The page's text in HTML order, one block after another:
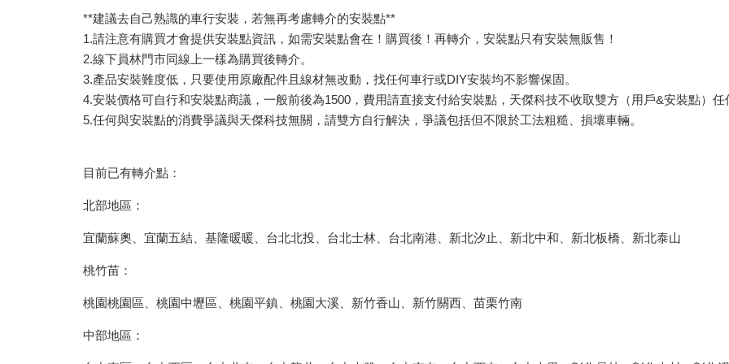
**建議去自己熟識的車行安裝，若無再考慮轉介的安裝點**
1.請注意有購買才會提供安裝點資訊，如需安裝點會在！購買後！再轉介，安裝點只有安裝無販售！
2.線下員林門市同線上一樣為購買後轉介。
3.產品安裝難度低，只要使用原廠配件且線材無改動，找任何車行或DIY安裝均不影響保固。
4.安裝價格可自行和安裝點商議，一般前後為1500，費用請直接支付給安裝點，天傑科技不收取雙方（用戶&安裝點）任
5.任何與安裝點的消費爭議與天傑科技無關，請雙方自行解決，爭議包括但不限於工法粗糙、損壞車輛。
目前已有轉介點：
北部地區：
宜蘭蘇奧、宜蘭五結、基隆暖暖、台北北投、台北士林、台北南港、新北汐止、新北中和、新北板橋、新北泰山
桃竹苗：
桃園桃園區、桃園中壢區、桃園平鎮、桃園大溪、新竹香山、新竹關西、苗栗竹南
中部地區：